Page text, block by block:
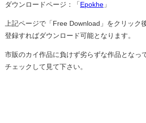
ダウンロードページ：「 Epokhe 」
上記ページで「Free Download」をクリック
登録すればダウンロード可能となります。
市販のカイ作品に負けず劣らずな作品となっ
チェックして見て下さい。